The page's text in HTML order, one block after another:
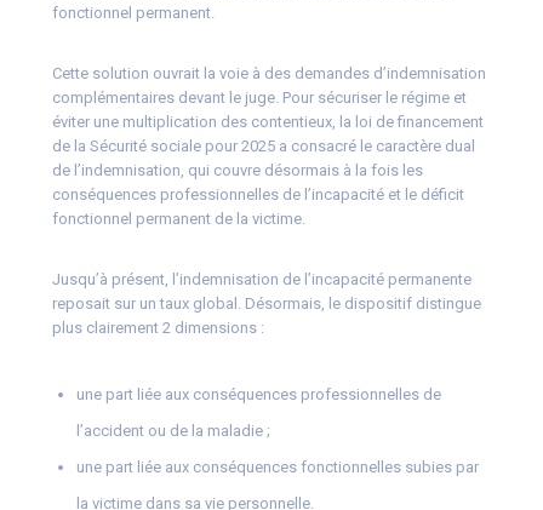
fonctionnel permanent.
Cette solution ouvrait la voie à des demandes d’indemnisation
complémentaires devant le juge. Pour sécuriser le régime et
éviter une multiplication des contentieux, la loi de financement
de la Sécurité sociale pour 2025 a consacré le caractère dual
de l’indemnisation, qui couvre désormais à la fois les
conséquences professionnelles de l’incapacité et le déficit
fonctionnel permanent de la victime.
Jusqu’à présent, l’indemnisation de l’incapacité permanente
reposait sur un taux global. Désormais, le dispositif distingue
plus clairement 2 dimensions :
une part liée aux conséquences professionnelles de
l’accident ou de la maladie ;
une part liée aux conséquences fonctionnelles subies par
la victime dans sa vie personnelle.